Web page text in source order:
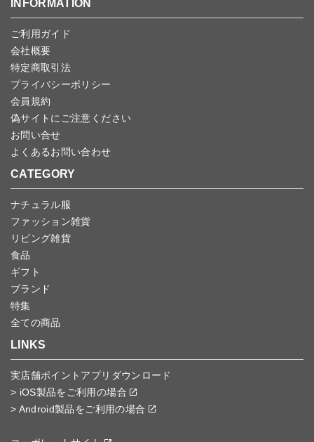
す。
じめご了承ください。
こちらよりご依頼ください。
INFORMATION
ご利用ガイド
会社概要
特定商取引法
プライバシーポリシー
会員規約
偽サイトにご注意ください
お問い合せ
よくあるお問い合わせ
CATEGORY
ナチュラル服
ファッション雑貨
リビング雑貨
食品
ギフト
ブランド
特集
全ての商品
LINKS
実店舗ポイントアプリダウンロード
> iOS製品をご利用の場合
> Android製品をご利用の場合